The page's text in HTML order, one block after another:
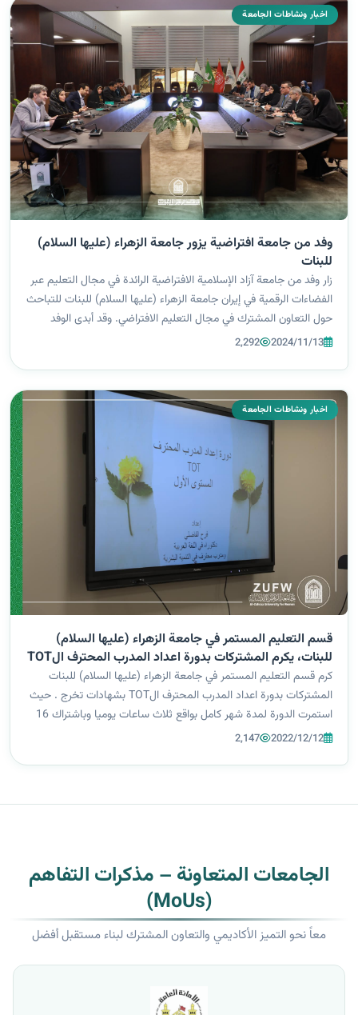
اخبار ونشاطات الجامعة
وفد من جامعة افتراضية يزور جامعة الزهراء (عليها السلام)
للبنات
زار وفد من جامعة آزاد الإسلامية الافتراضية الرائدة في مجال التعليم عبر
الفضاءات الرقمية في إيران جامعة الزهراء (عليها السلام) للبنات للتباحث
حول التعاون المشترك في مجال التعليم الافتراضي. وقد أبدى الوفد
إعجابه بجامعة الزهراء (عليها السلام) كونها جامعة تتميز بت...
2024/11/13
2,292
اخبار ونشاطات الجامعة
قسم التعليم المستمر في جامعة الزهراء (عليها السلام)
للبنات، يكرم المشتركات بدورة اعداد المدرب المحترف الTOT
المستوى الأول.
كرم قسم التعليم المستمر في جامعة الزهراء (عليها السلام) للبنات
المشتركات بدورة اعداد المدرب المحترف الTOT بشهادات تخرج . حيث
استمرت الدورة لمدة شهر كامل بواقع ثلاث ساعات يوميا وباشتراك 16
متدرباً وكان ذلك ضمن خطة الجامعة في تطوير الموارد البشرية
2022/12/12
2,147
الجامعات المتعاونة – مذكرات التفاهم
(MoUs)
معاً نحو التميز الأكاديمي والتعاون المشترك لبناء مستقبل أفضل